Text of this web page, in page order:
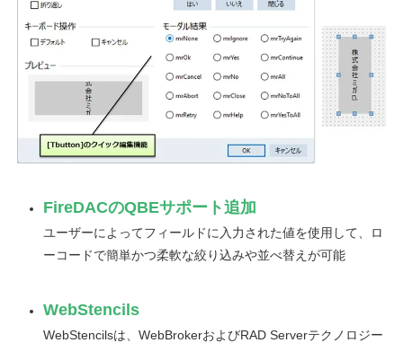
FireDACのQBEサポート追加
ユーザーによってフィールドに入力された値を使用して、ロ
ーコードで簡単かつ柔軟な絞り込みや並べ替えが可能
WebStencils
WebStencilsは、WebBrokerおよびRAD Serverテクノロジー